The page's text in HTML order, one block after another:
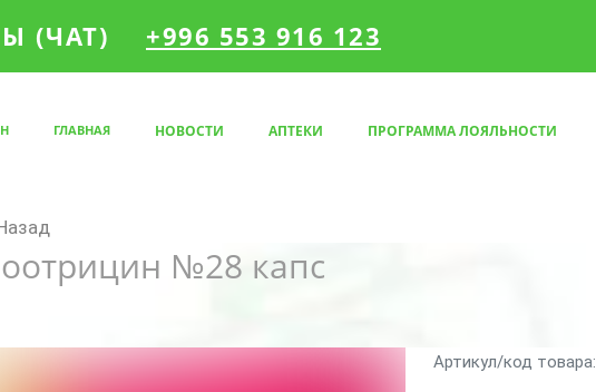
(ЧАТ) +996 553 916 123
ГЛАВНАЯ НОВОСТИ АПТЕКИ ПРОГРАММА ЛОЯЛЬНОСТИ
№28 капс
Артикул/код товара: